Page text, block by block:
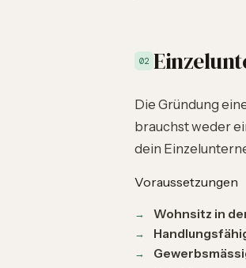
02
Die Gründung
brauchst weder
dein
Voraussetzungen
Wohnsitz in